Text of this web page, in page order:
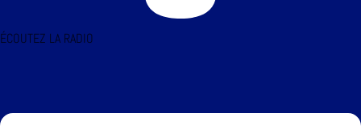
ÉCOUTEZ LA RADIO